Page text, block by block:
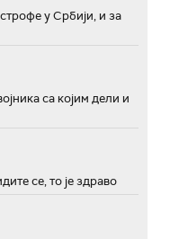
у Србији, и за
са којим дели и
се, то је здраво